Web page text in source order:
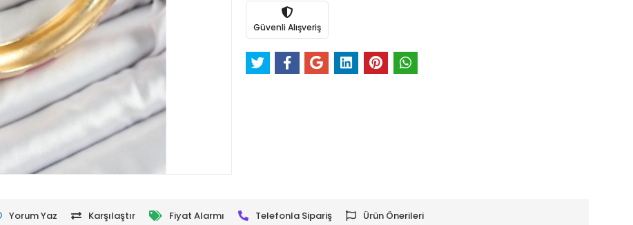
Güvenli Alışveriş
Yorum Yaz Karşılaştır Fiyat Alarmı Telefonla Sipariş Ürün Önerileri